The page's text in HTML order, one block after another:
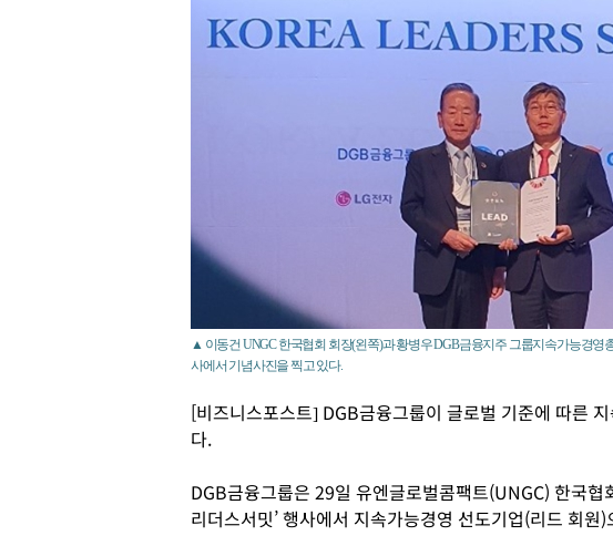
▲ 이동건 UNGC 한국협회 회장(왼쪽)과 황병우 DGB금융지주 그룹지속가능경영
사에서 기념사진을 찍고 있다.
[비즈니스포스트] DGB금융그룹이 글로벌 기준에 따른
다.
DGB금융그룹은 29일 유엔글로벌콤팩트(UNGC) 한국협
리더스서밋’ 행사에서 지속가능경영 선도기업(리드 회